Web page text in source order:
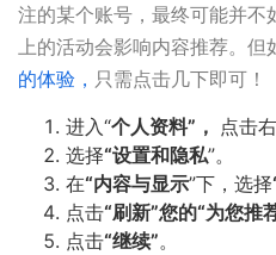
注的某个账号，最终可能并不
上的活动会影响内容推荐。但
的体验， 只需点击几下即可！
进入“个人资料”， 点击
选择“设置和隐私”。
在“内容与显示”下，选择
点击“刷新”您的“为您推
点击“继续”。